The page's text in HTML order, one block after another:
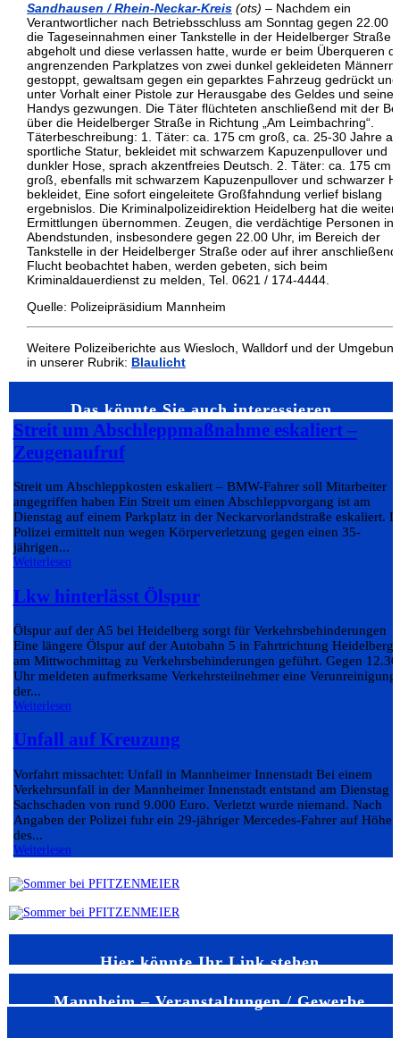
Sandhausen / Rhein-Neckar-Kreis (ots) – Nachdem ein
Verantwortlicher nach Betriebsschluss am Sonntag gegen 22.00
die Tageseinnahmen einer Tankstelle in der Heidelberger Straße
abgeholt und diese verlassen hatte, wurde er beim Überqueren
angrenzenden Parkplatzes von zwei dunkel gekleideten Männern
gestoppt, gewaltsam gegen ein geparktes Fahrzeug gedrückt und
unter Vorhalt einer Pistole zur Herausgabe des Geldes und seines
Handys gezwungen. Die Täter flüchteten anschließend mit der
über die Heidelberger Straße in Richtung „Am Leimbachring“.
Täterbeschreibung: 1. Täter: ca. 175 cm groß, ca. 25-30 Jahre
sportliche Statur, bekleidet mit schwarzem Kapuzenpullover und
dunkler Hose, sprach akzentfreies Deutsch. 2. Täter: ca. 175 cm
groß, ebenfalls mit schwarzem Kapuzenpullover und schwarzer
bekleidet, Eine sofort eingeleitete Großfahndung verlief bislang
ergebnislos. Die Kriminalpolizeidirektion Heidelberg hat die
Ermittlungen übernommen. Zeugen, die verdächtige Personen in
Abendstunden, insbesondere gegen 22.00 Uhr, im Bereich der
Tankstelle in der Heidelberger Straße oder auf ihrer
Flucht beobachtet haben, werden gebeten, sich beim
Kriminaldauerdienst zu melden, Tel. 0621 / 174-4444.
Quelle: Polizeipräsidium Mannheim
Weitere Polizeiberichte aus Wiesloch, Walldorf und der Umgebung
in unserer Rubrik: Blaulicht
Das könnte Sie auch interessieren…
Streit um Abschleppmaßnahme eskaliert –
Zeugenaufruf
Streit um Abschleppkosten eskaliert – BMW-Fahrer soll Mitarbeiter
angegriffen haben Ein Streit um einen Abschleppvorgang ist am
Dienstag auf einem Parkplatz in der Neckarvorlandstraße eskaliert.
Polizei ermittelt nun wegen Körperverletzung gegen einen 35-
jährigen...
Weiterlesen
Lkw hinterlässt Ölspur
Ölspur auf der A5 bei Heidelberg sorgt für Verkehrsbehinderungen
Eine längere Ölspur auf der Autobahn 5 in Fahrtrichtung Heidelberg
am Mittwochmittag zu Verkehrsbehinderungen geführt. Gegen 12.30
Uhr meldeten aufmerksame Verkehrsteilnehmer eine Verunreinigung
der...
Weiterlesen
Unfall auf Kreuzung
Vorfahrt missachtet: Unfall in Mannheimer Innenstadt Bei einem
Verkehrsunfall in der Mannheimer Innenstadt entstand am Dienstag
Sachschaden von rund 9.000 Euro. Verletzt wurde niemand. Nach
Angaben der Polizei fuhr ein 29-jähriger Mercedes-Fahrer auf Höhe
des...
Weiterlesen
Hier könnte Ihr Link stehen
Mannheim – Veranstaltungen / Gewerbe